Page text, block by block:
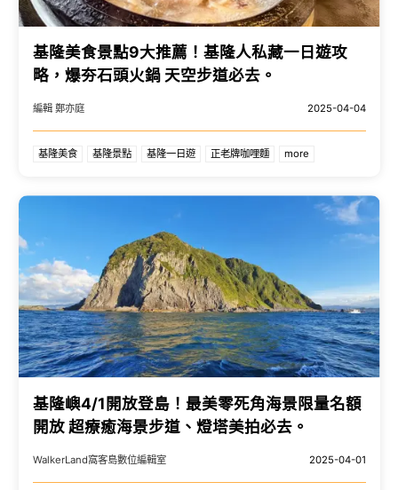
基隆美食景點9大推薦！基隆人私藏一日遊攻
略，爆夯石頭火鍋 天空步道必去。
編輯 鄭亦庭 2025-04-04
基隆美食 基隆景點 基隆一日遊 正老牌咖哩麵 more
基隆嶼4/1開放登島！最美零死角海景限量名額
開放 超療癒海景步道、燈塔美拍必去。
WalkerLand窩客島數位編輯室 2025-04-01